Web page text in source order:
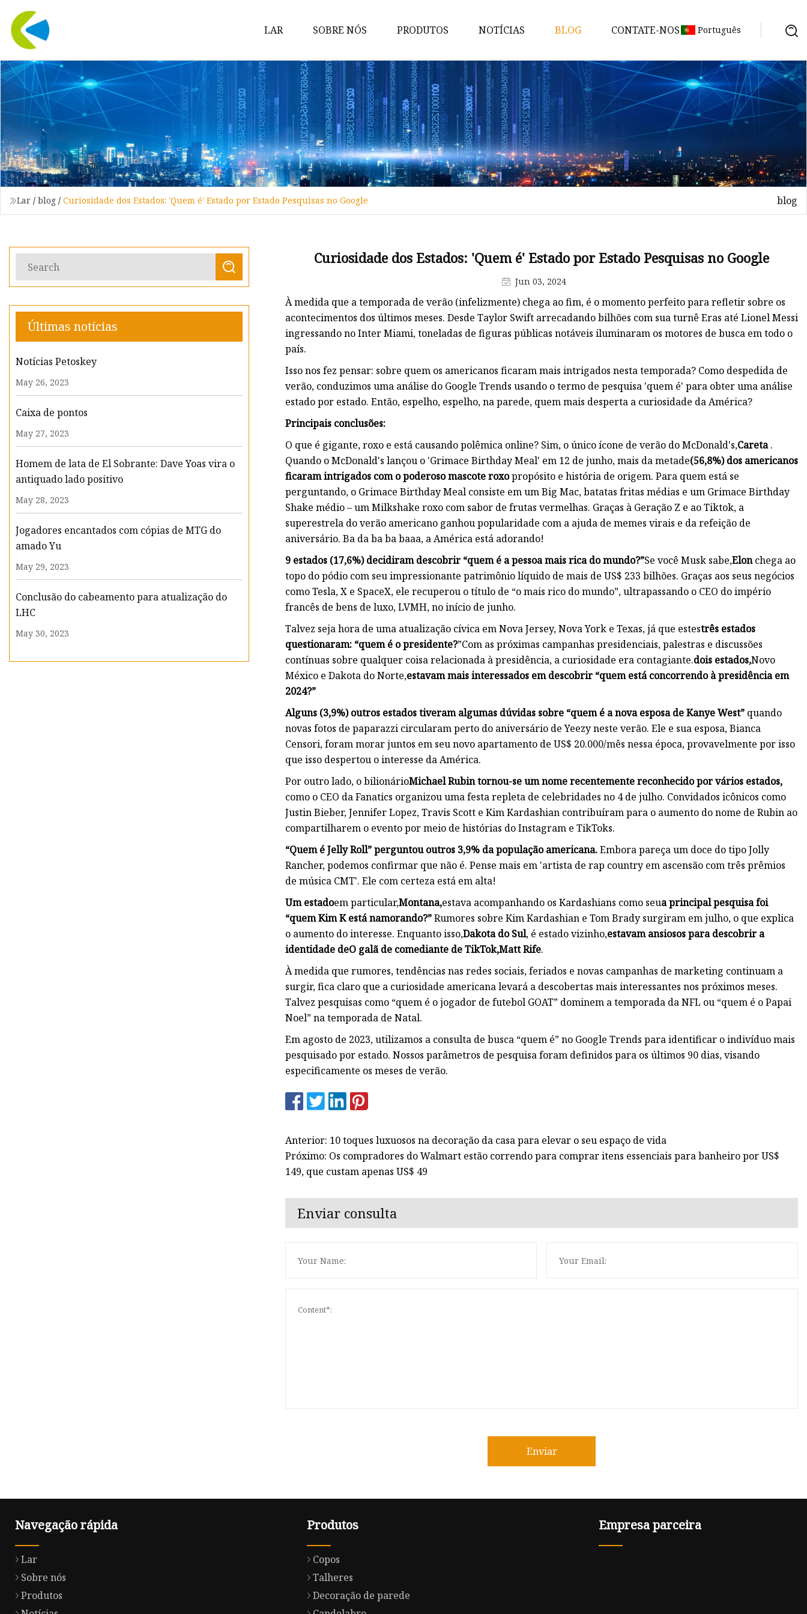
LAR SOBRE NÓS PRODUTOS
Copos
Talheres
Decoração de parede
Candelabro
Decoração de mesa
Copo Bar
Suporte para bolo
Espelho de parede
NOTÍCIAS BLOG CONTATE-NOS Português
Lar / blog / Curiosidade dos Estados: 'Quem é' Estado por Estado Pesquisas no Google blog
Últimas notícias
Notícias Petoskey
May 26, 2023
Caixa de pontos
May 27, 2023
Homem de lata de El Sobrante: Dave Yoas vira o
antiquado lado positivo
May 28, 2023
Jogadores encantados com cópias de MTG do
amado Yu
May 29, 2023
Conclusão do cabeamento para atualização do
LHC
May 30, 2023
Curiosidade dos Estados: 'Quem é' Estado por Estado Pesquisas no Google
Jun 03, 2024
À medida que a temporada de verão (infelizmente) chega ao fim, é o momento perfeito para refletir sobre os
acontecimentos dos últimos meses. Desde Taylor Swift arrecadando bilhões com sua turnê Eras até Lionel Messi
ingressando no Inter Miami, toneladas de figuras públicas notáveis ​​iluminaram os motores de busca em todo o
país.
Isso nos fez pensar: sobre quem os americanos ficaram mais intrigados nesta temporada? Como despedida de
verão, conduzimos uma análise do Google Trends usando o termo de pesquisa 'quem é' para obter uma análise
estado por estado. Então, espelho, espelho, na parede, quem mais desperta a curiosidade da América?
Principais conclusões:
O que é gigante, roxo e está causando polêmica online? Sim, o único ícone de verão do McDonald's,Careta.
Quando o McDonald's lançou o 'Grimace Birthday Meal' em 12 de junho, mais da metade(56,8%) dos americanos
ficaram intrigados com o poderoso mascote roxopropósito e história de origem. Para quem está se
perguntando, o Grimace Birthday Meal consiste em um Big Mac, batatas fritas médias e um Grimace Birthday
Shake médio – um Milkshake roxo com sabor de frutas vermelhas. Graças à Geração Z e ao Tiktok, a
superestrela do verão americano ganhou popularidade com a ajuda de memes virais e da refeição de
aniversário. Ba da ba ba baaa, a América está adorando!
9 estados (17,6%) decidiram descobrir “quem é a pessoa mais rica do mundo?”Se você Musk sabe,Elonchega ao
topo do pódio com seu impressionante patrimônio líquido de mais de US$ 233 bilhões. Graças aos seus negócios
como Tesla, X e SpaceX, ele recuperou o título de “o mais rico do mundo”, ultrapassando o CEO do império
francês de bens de luxo, LVMH, no início de junho.
Talvez seja hora de uma atualização cívica em Nova Jersey, Nova York e Texas, já que estestrês estados
questionaram: “quem é o presidente?”Com as próximas campanhas presidenciais, palestras e discussões
contínuas sobre qualquer coisa relacionada à presidência, a curiosidade era contagiante.dois estados,Novo
México e Dakota do Norte,estavam mais interessados ​​em descobrir “quem está concorrendo à presidência em
2024?”
Alguns (3,9%) outros estados tiveram algumas dúvidas sobre “quem é a nova esposa de Kanye West” quando
novas fotos de paparazzi circularam perto do aniversário de Yeezy neste verão. Ele e sua esposa, Bianca
Censori, foram morar juntos em seu novo apartamento de US$ 20.000/mês nessa época, provavelmente por isso
que isso despertou o interesse da América.
Por outro lado, o bilionárioMichael Rubin tornou-se um nome recentemente reconhecido por vários estados,
como o CEO da Fanatics organizou uma festa repleta de celebridades no 4 de julho. Convidados icônicos como
Justin Bieber, Jennifer Lopez, Travis Scott e Kim Kardashian contribuíram para o aumento do nome de Rubin ao
compartilharem o evento por meio de histórias do Instagram e TikToks.
“Quem é Jelly Roll” perguntou outros 3,9% da população americana.Embora pareça um doce do tipo Jolly
Rancher, podemos confirmar que não é. Pense mais em 'artista de rap country em ascensão com três prêmios
de música CMT'. Ele com certeza está em alta!
Um estadoem particular,Montana,estava acompanhando os Kardashians como seua principal pesquisa foi
“quem Kim K está namorando?”Rumores sobre Kim Kardashian e Tom Brady surgiram em julho, o que explica
o aumento do interesse. Enquanto isso,Dakota do Sul, é estado vizinho,estavam ansiosos para descobrir a
identidade deO galã de comediante de TikTok,Matt Rife.
À medida que rumores, tendências nas redes sociais, feriados e novas campanhas de marketing continuam a
surgir, fica claro que a curiosidade americana levará a descobertas mais interessantes nos próximos meses.
Talvez pesquisas como “quem é o jogador de futebol GOAT” dominem a temporada da NFL ou “quem é o Papai
Noel” na temporada de Natal.
Em agosto de 2023, utilizamos a consulta de busca “quem é” no Google Trends para identificar o indivíduo mais
pesquisado por estado. Nossos parâmetros de pesquisa foram definidos para os últimos 90 dias, visando
especificamente os meses de verão.
Anterior: 10 toques luxuosos na decoração da casa para elevar o seu espaço de vida
Próximo: Os compradores do Walmart estão correndo para comprar itens essenciais para banheiro por US$
149, que custam apenas US$ 49
Enviar consulta
Enviar
Navegação rápida
Lar
Sobre nós
Produtos
Produtos
Copos
Talheres
Decoração de parede
Empresa parceira